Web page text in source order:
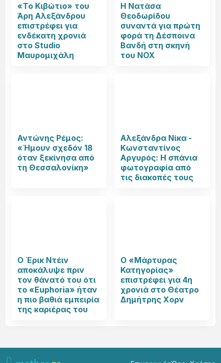
«Το Κιβώτιο» του
Άρη Αλεξάνδρου
επιστρέφει για
ενδέκατη χρονιά
στο Studio
Μαυρομιχάλη
Η Νατάσα
Θεοδωρίδου
συναντά για πρώτη
φορά τη Δέσποινα
Βανδή στη σκηνή
του NOX
Αντώνης Ρέμος:
«Ήμουν σχεδόν 18
όταν ξεκίνησα από
τη Θεσσαλονίκη»
Αλεξάνδρα Νίκα -
Κωνσταντίνος
Αργυρός: Η σπάνια
φωτογραφία από
τις διακοπές τους
Ο Έρικ Ντέιν
αποκάλυψε πριν
τον θάνατό του ότι
το «Euphoria» ήταν
η πιο βαθιά εμπειρία
της καριέρας του
Ο «Μάρτυρας
Κατηγορίας»
επιστρέφει για 4η
χρονιά στο Θέατρο
Δημήτρης Χορν